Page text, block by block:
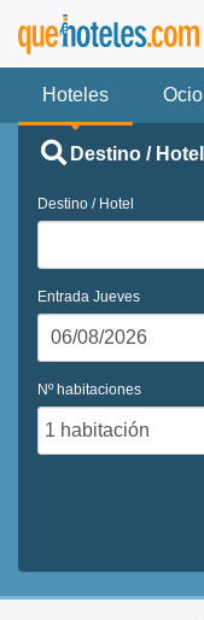
Hoteles Ocio
Destino / Hotel
Destino / Hotel
Entrada Jueves
Nº habitaciones